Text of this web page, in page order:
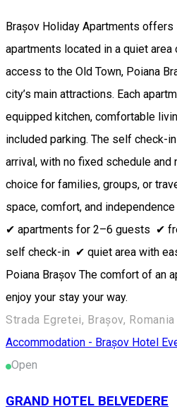
Brașov Holiday Apartments
apartments located in a quiet area
access to the Old Town, Poiana
city’s main attractions. Each
equipped kitchen, comfortable
included parking. The self check-
arrival, with no fixed schedule and
choice for families, groups, or
space, comfort, and
✔ apartments for 2–6 guests ✔
self check-in ✔ quiet area with
Poiana Brașov The comfort of an
enjoy your stay your way.
Strada Egretei, Brașov, Romania
Accommodation - Brașov Hotel
Open
GRAND HOTEL BELVEDERE